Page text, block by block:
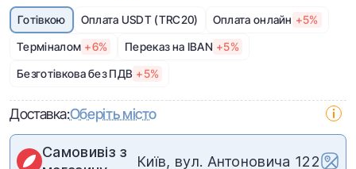
Готівкою Оплата USDT (TRC20) Оплата онлайн +5%
Терміналом +6% Переказ на IBAN +5%
Безготівкова без ПДВ +5%
Доставка:Оберіть місто
Самовивіз з
Київ, вул. Антоновича 122